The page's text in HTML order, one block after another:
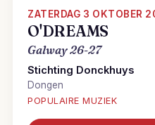
ZATERDAG 3 OKTOBER
O'DREAMS
Galway 26-27
Stichting Donckhuys
Dongen
POPULAIRE MUZIEK